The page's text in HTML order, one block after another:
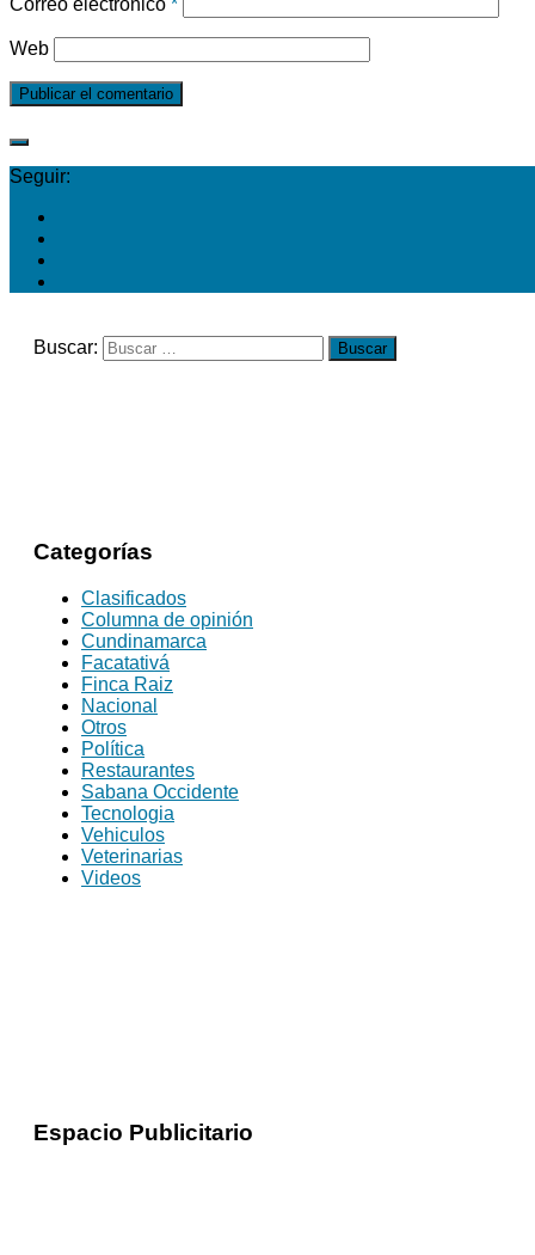
Correo electrónico *
Web
Seguir:
Buscar:
Categorías
Clasificados
Columna de opinión
Cundinamarca
Facatativá
Finca Raiz
Nacional
Otros
Política
Restaurantes
Sabana Occidente
Tecnologia
Vehiculos
Veterinarias
Videos
Espacio Publicitario